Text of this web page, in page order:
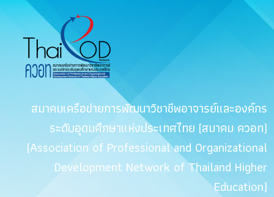
สมาคมเครือข่ายการพัฒนาวิชาชีพอาจารย์และองค์กร
ระดับอุดมศึกษาแห่งประเทศไทย (สมาคม ควอท)
(Association of Professional and Organizational
Development Network of Thailand Higher
Education)